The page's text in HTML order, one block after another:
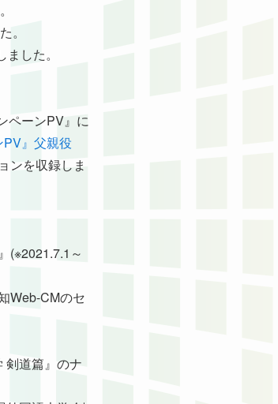
。
した。
ペーンPV』に
』父親役
ンを収録しま
(※2021.7.1～
Web-CMのセ
剣道篇』のナ